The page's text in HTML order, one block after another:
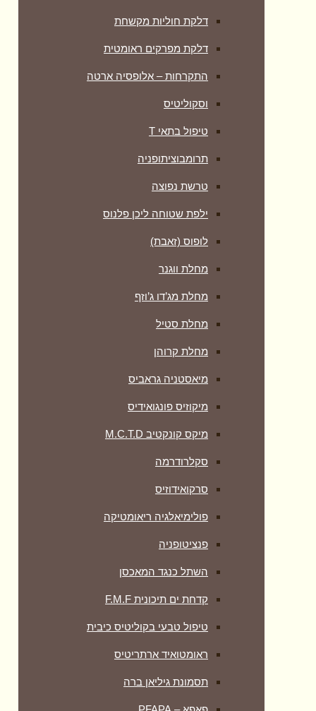
דלקת חוליות מקשחת
דלקת מפרקים ראומטית
התקרחות – אלופסיה ארטה
וסקוליטיס
טיפול בתאי T
תרומבוציתופניה
טרשת נפוצה
ילפת שטוחה ליכן פלנוס
לופוס (זאבת)
מחלת ווגנר
מחלת מג’דו ג’וזף
מחלת סטיל
מחלת קרוהן
מיאסטניה גראביס
מיקוזיס פונגואידיס
מיקס קונקטיב M.C.T.D
סקלרודרמה
סרקואידוזיס
פולימיאלגיה ריאומטיקה
‏פנציטופניה
השתל כנגד המאכסן
קדחת ים תיכונית F.M.F
טיפול טבעי בקוליטיס כיבית
ראומטואיד ארתריטיס
תסמונת גיליאן ברה